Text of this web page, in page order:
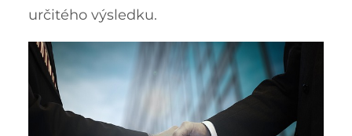
určitého výsledku.